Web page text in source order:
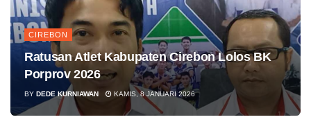
CIREBON
Ratusan Atlet Kabupaten Cirebon Lolos BK
Porprov 2026
BY DEDE KURNIAWAN KAMIS, 8 JANUARI 2026